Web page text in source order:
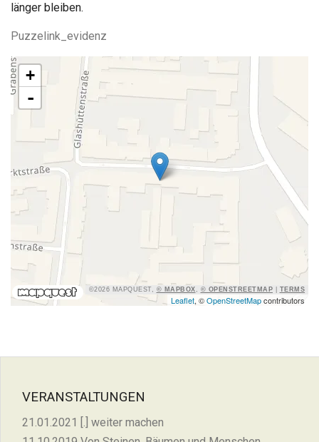
länger bleiben.
Puzzelink_evidenz
+
-
©2026 MAPQUEST, © MAPBOX , © OPENSTREETMAP TERMS
Leaflet, ©OpenStreetMapcontributors
VERANSTALTUNGEN
21.01.2021 [.] weiter machen